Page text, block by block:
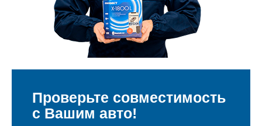
Проверьте совместимость
с Вашим авто!